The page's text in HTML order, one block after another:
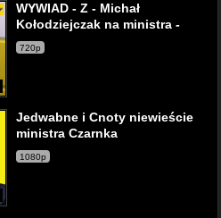
WYWIAD - Z - Michał
Kołodziejczak na ministra -
720p
Jedwabne i Cnoty niewieście
ministra Czarnka
1080p